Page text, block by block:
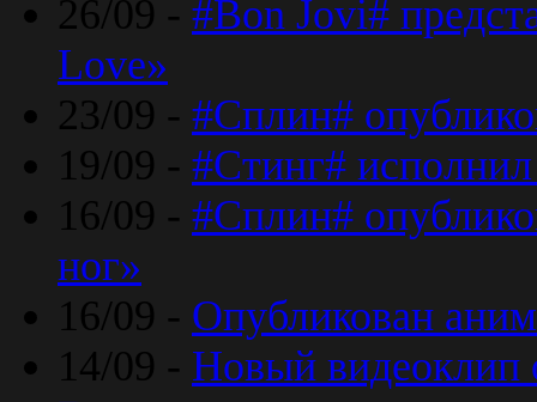
26/09 - #Bon Jovi#
Love»
23/09 - #Сплин#
19/09 - #Стинг#
16/09 - #Сплин#
ног»
16/09 - Опубликован
14/09 - Новый видеоклип